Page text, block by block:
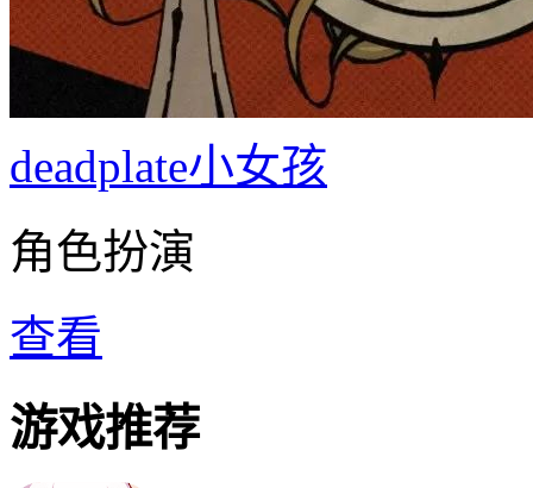
deadplate小女孩
角色扮演
查看
游戏推荐